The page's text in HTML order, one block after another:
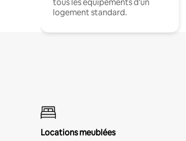
tous les équipements d'un
logement standard.
Locations meublées